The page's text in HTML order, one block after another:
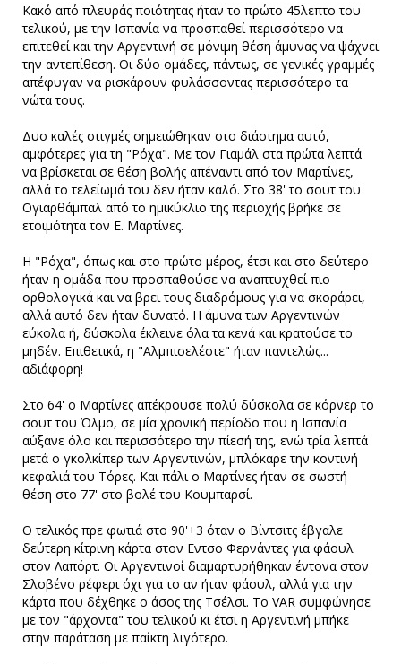
Κακό από πλευράς ποιότητας ήταν το πρώτο 45λεπτο του
τελικού, με την Ισπανία να προσπαθεί περισσότερο να
επιτεθεί και την Αργεντινή σε μόνιμη θέση άμυνας να ψάχνει
την αντεπίθεση. Οι δύο ομάδες, πάντως, σε γενικές γραμμές
απέφυγαν να ρισκάρουν φυλάσσοντας περισσότερο τα
νώτα τους.
Δυο καλές στιγμές σημειώθηκαν στο διάστημα αυτό,
αμφότερες για τη "Ρόχα". Με τον Γιαμάλ στα πρώτα λεπτά
να βρίσκεται σε θέση βολής απέναντι από τον Μαρτίνες,
αλλά το τελείωμά του δεν ήταν καλό. Στο 38' το σουτ του
Ογιαρθάμπαλ από το ημικύκλιο της περιοχής βρήκε σε
ετοιμότητα τον Ε. Μαρτίνες.
Η "Ρόχα", όπως και στο πρώτο μέρος, έτσι και στο δεύτερο
ήταν η ομάδα που προσπαθούσε να αναπτυχθεί πιο
ορθολογικά και να βρει τους διαδρόμους για να σκοράρει,
αλλά αυτό δεν ήταν δυνατό. Η άμυνα των Αργεντινών
εύκολα ή, δύσκολα έκλεινε όλα τα κενά και κρατούσε το
μηδέν. Επιθετικά, η "Αλμπισελέστε" ήταν παντελώς...
αδιάφορη!
Στο 64' ο Μαρτίνες απέκρουσε πολύ δύσκολα σε κόρνερ το
σουτ του Όλμο, σε μία χρονική περίοδο που η Ισπανία
αύξανε όλο και περισσότερο την πίεσή της, ενώ τρία λεπτά
μετά ο γκολκίπερ των Αργεντινών, μπλόκαρε την κοντινή
κεφαλιά του Τόρες. Και πάλι ο Μαρτίνες ήταν σε σωστή
θέση στο 77' στο βολέ του Κουμπαρσί.
Ο τελικός πρε φωτιά στο 90'+3 όταν ο Βίντσιτς έβγαλε
δεύτερη κίτρινη κάρτα στον Εντσο Φερνάντες για φάουλ
στον Λαπόρτ. Οι Αργεντινοί διαμαρτυρήθηκαν έντονα στον
Σλοβένο ρέφερι όχι για το αν ήταν φάουλ, αλλά για την
κάρτα που δέχθηκε ο άσος της Τσέλσι. Το VAR συμφώνησε
με τον "άρχοντα" του τελικού κι έτσι η Αργεντινή μπήκε
στην παράταση με παίκτη λιγότερο.